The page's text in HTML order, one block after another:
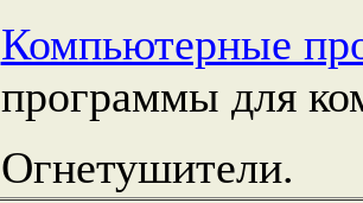
Компьютерные
программы для
Огнетушители.